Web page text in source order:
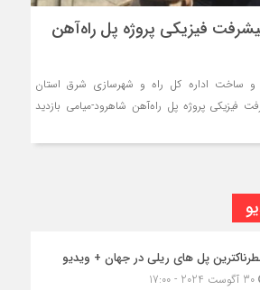
فیزیکی پروژه پل راه‌آهن
ساخت اداره کل راه و شهرسازی شرق استان
فیزیکی پروژه پل راه‌آهن شاهرود-میامی بازدید
پل های ریلی در جهان + ویدیو
30 آگوست 2024 - 17:00